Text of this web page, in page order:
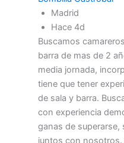
Madrid
Hace 4d
Buscamos
barra de mas de 2
media jornada,
tiene que tener
de sala y barra.
con experiencia
ganas de superarse,
juntos con